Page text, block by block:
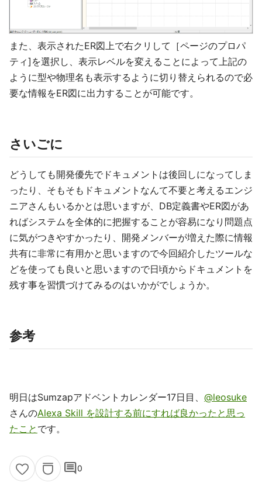
また、表示されたER図上で右クリして［ページのプロパ
ティ]を選択し、表示レベルを変えることによって上記の
ように型や物理名も表示するように切り替えられるので必
要な情報をER図に出力することが可能です。
さいごに
どうしても開発優先でドキュメントは後回しになってしま
ったり、そもそもドキュメントなんて不要と考えるエンジ
ニアさんもいるかとは思いますが、DB定義書やER図があ
ればシステムを全体的に把握することが容易になり問題点
に気がつきやすかったり、開発メンバーが増えた際に情報
共有に非常に有用かと思いますので今回紹介したツールな
どを使っても良いと思いますので日頃からドキュメントを
残す事を習慣づけてみるのはいかがでしょうか。
参考
明日はSumzapアドベントカレンダー17日目、 @leosuke
さんのAlexa Skill を設計する前にすれば良かったと思っ
たこと です。
comment0